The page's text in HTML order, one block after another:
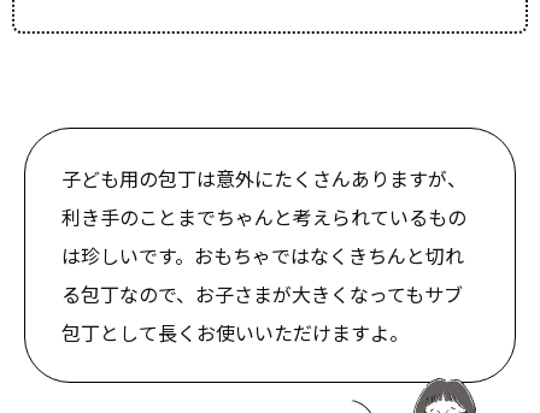
子ども用の包丁は意外にたくさんありますが、
利き手のことまでちゃんと考えられているもの
は珍しいです。おもちゃではなくきちんと切れ
る包丁なので、お子さまが大きくなってもサブ
包丁として長くお使いいただけますよ。